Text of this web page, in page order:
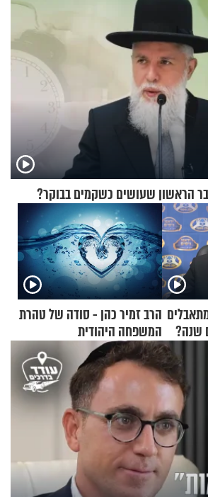
הראשון שעושים כשקמים בבוקר?
שנה?
הרב זמיר כהן - סודה של טהרת
המשפחה היהודית